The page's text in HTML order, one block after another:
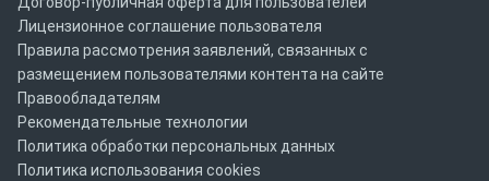
Лицензионное соглашение пользователя
Правила рассмотрения заявлений, связанных с
размещением пользователями контента на сайте
Правообладателям
Рекомендательные технологии
Политика обработки персональных данных
Политика использования cookies